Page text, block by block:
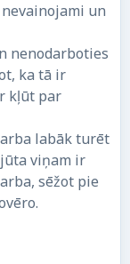
un
nenodarboties
ka tā ir
kļūt par
labāk turēt
viņam ir
sēžot pie